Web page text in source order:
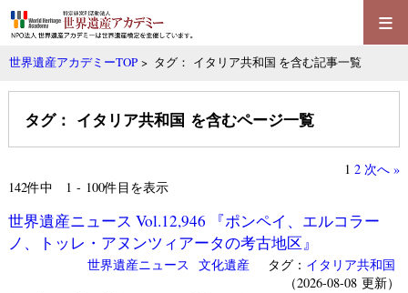
≡
世界遺産アカデミーTOP > タグ： イタリア共和国 を含む記事一覧
タグ： イタリア共和国 を含むページ一覧
1 2 次へ »
142件中 1 - 100件目を表示
世界遺産ニュース Vol.12,946 『ポンペイ、エルコラー
ノ、トッレ・アヌンツィアータの考古地区』
世界遺産ニュース 文化遺産タグ： イタリア共和国
（2026-08-08 更新）